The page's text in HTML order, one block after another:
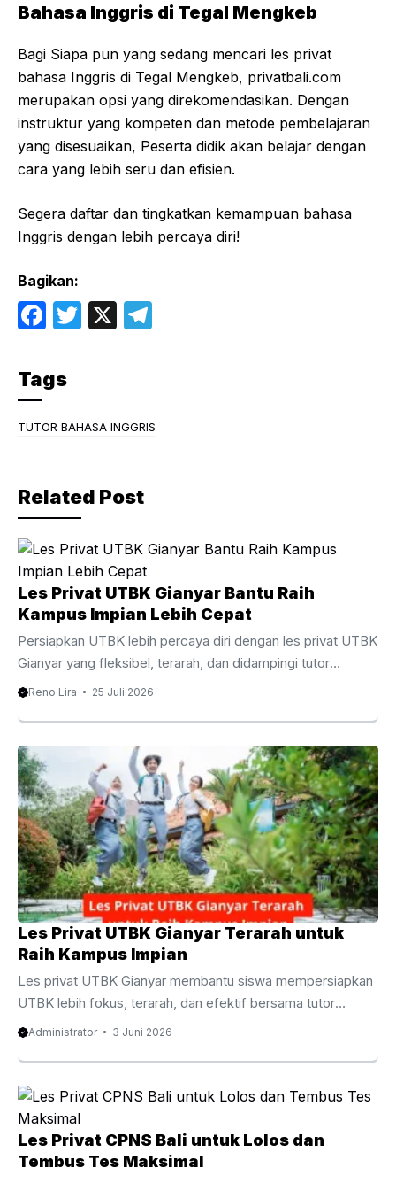
Bahasa Inggris di Tegal Mengkeb
Bagi Siapa pun yang sedang mencari les privat
bahasa Inggris di Tegal Mengkeb, privatbali.com
merupakan opsi yang direkomendasikan. Dengan
instruktur yang kompeten dan metode pembelajaran
yang disesuaikan, Peserta didik akan belajar dengan
cara yang lebih seru dan efisien.
Segera daftar dan tingkatkan kemampuan bahasa
Inggris dengan lebih percaya diri!
Bagikan:
F
c
e
b
o
k
T
X
a
Tags
TUTOR BAHASA INGGRIS
Related Post
Les Privat UTBK Gianyar Bantu Raih
Kampus Impian Lebih Cepat
Persiapkan UTBK lebih percaya diri dengan les privat UTBK
Gianyar yang fleksibel, terarah, dan didampingi tutor
berpengalaman. Les Privat UTBK Gianyar Membantu
Berbasis Komputer membutuhkan persiapan yang matang,
strategi belajar yang tepat, serta pendampingan yang
sesuai dengan kebutuhan setiap siswa. Oleh karena itu, les
privat UTBK Gianyar menjadi pilihan yang semakin diminati
oleh siswa SMA dan lulusan yang ingin meningkatkan
peluang diterima di perguruan tinggi negeri impian. Berbeda
dengan pembelajaran di kelas yang ...
Reno Lira 25 Juli 2026
Les Privat UTBK Gianyar Terarah untuk
Raih Kampus Impian
Les privat UTBK Gianyar membantu siswa mempersiapkan
UTBK lebih fokus, terarah, dan efektif bersama tutor
berpengalaman untuk meningkatkan peluang lolos PTN
Kampus Impian Persaingan masuk perguruan tinggi negeri
semakin ketat dari tahun ke tahun. Oleh karena itu, banyak
siswa mulai mencari metode belajar yang lebih efektif agar
mampu menghadapi ujian dengan percaya diri. Salah satu
pilihan yang semakin diminati adalah les privat UTBK
Administrator 3 Juni 2026
Les Privat CPNS Bali untuk Lolos dan
Tembus Tes Maksimal